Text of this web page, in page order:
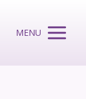
MENU